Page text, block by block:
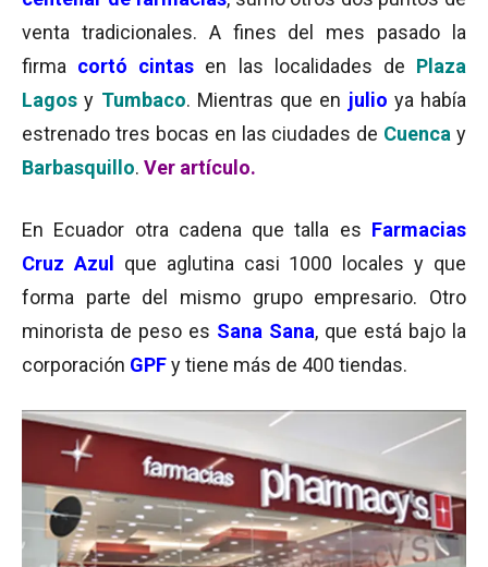
venta tradicionales. A fines del mes pasado la
firma cortó cintas en las localidades de Plaza
Lagosy Tumbaco. Mientras que en julio ya había
estrenado tres bocas en las ciudades de Cuenca y
Barbasquillo. Ver artículo.
En Ecuador otra cadena que talla es Farmacias
Cruz Azul que aglutina casi 1000 locales y que
forma parte del mismo grupo empresario. Otro
minorista de peso es Sana Sana, que está bajo la
corporación GPFy tiene más de 400 tiendas.